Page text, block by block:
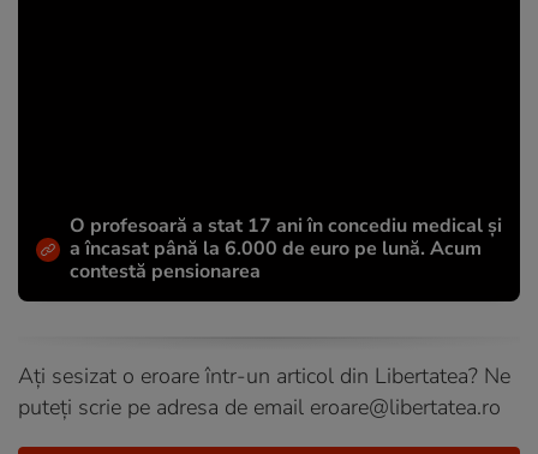
O profesoară a stat 17 ani în concediu medical și
a încasat până la 6.000 de euro pe lună. Acum
contestă pensionarea
Ați sesizat o eroare într-un articol din Libertatea? Ne
puteți scrie pe adresa de email eroare@libertatea.ro